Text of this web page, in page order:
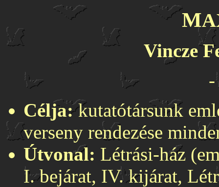
M
Vincze
-
Célja:kutatótársunk
verseny rendezése
Útvonal: Létrási-ház
I. bejárat, IV. kijárat,